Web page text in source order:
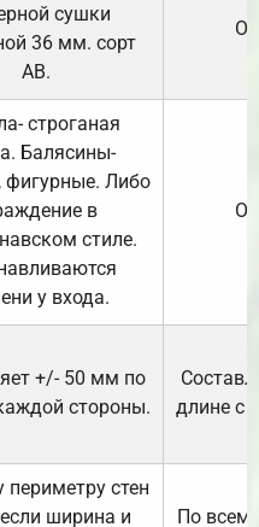
сушки
36 мм. сорт
АВ.
строганая
Балясины-
фигурные. Либо
в
стиле.
у входа.
+/- 50 мм по
стороны.
длине с
периметру стен
ширина и
По